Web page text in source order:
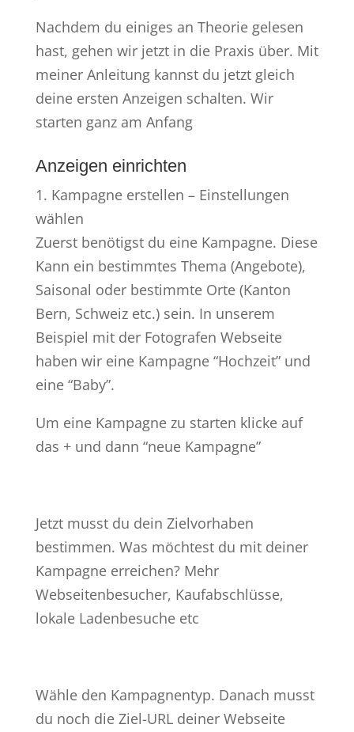
Nachdem du einiges an Theorie gelesen
hast, gehen wir jetzt in die Praxis über. Mit
meiner Anleitung kannst du jetzt gleich
deine ersten Anzeigen schalten. Wir
starten ganz am Anfang
Anzeigen einrichten
1. Kampagne erstellen – Einstellungen
wählen
Zuerst benötigst du eine Kampagne. Diese
Kann ein bestimmtes Thema (Angebote),
Saisonal oder bestimmte Orte (Kanton
Bern, Schweiz etc.) sein. In unserem
Beispiel mit der Fotografen Webseite
haben wir eine Kampagne “Hochzeit” und
eine “Baby”.
Um eine Kampagne zu starten klicke auf
das + und dann “neue Kampagne”
Jetzt musst du dein Zielvorhaben
bestimmen. Was möchtest du mit deiner
Kampagne erreichen? Mehr
Webseitenbesucher, Kaufabschlüsse,
lokale Ladenbesuche etc
Wähle den Kampagnentyp. Danach musst
du noch die Ziel-URL deiner Webseite